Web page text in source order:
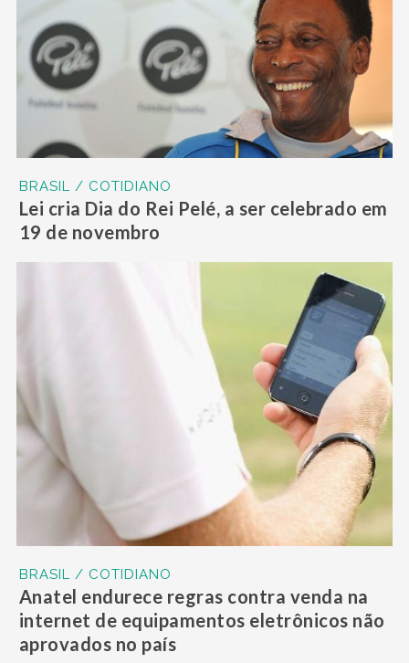
BRASIL / COTIDIANO
Lei cria Dia do Rei Pelé, a ser celebrado em
19 de novembro
BRASIL / COTIDIANO
Anatel endurece regras contra venda na
internet de equipamentos eletrônicos não
aprovados no país